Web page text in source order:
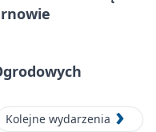
Kolejne wydarzenia